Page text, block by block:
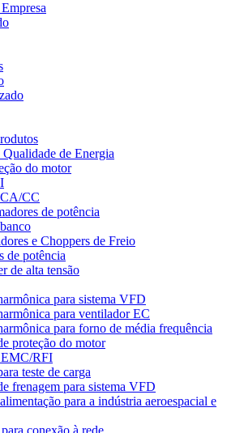
de Energia
do motor
CC
de potência
e Choppers de Freio
de potência
de alta tensão
para sistema VFD
para ventilador EC
para forno de média frequência
proteção do motor
EMC/RFI
teste de carga
frenagem para sistema VFD
para a indústria aeroespacial e
conexão à rede